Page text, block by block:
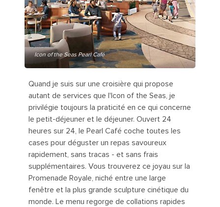
Icon of the Seas Pearl Café
Quand je suis sur une croisière qui propose
autant de services que l'Icon of the Seas, je
privilégie toujours la praticité en ce qui concerne
le petit-déjeuner et le déjeuner. Ouvert 24
heures sur 24, le Pearl Café coche toutes les
cases pour déguster un repas savoureux
rapidement, sans tracas - et sans frais
supplémentaires. Vous trouverez ce joyau sur la
Promenade Royale, niché entre une large
fenêtre et la plus grande sculpture cinétique du
monde. Le menu regorge de collations rapides